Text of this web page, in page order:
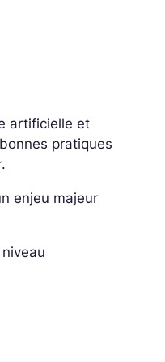
artificielle et
pratiques
enjeu majeur